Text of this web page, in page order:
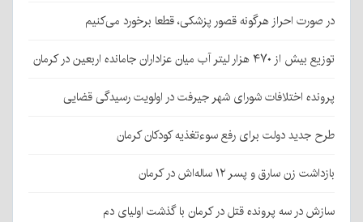
در صورت احراز هرگونه قصور پزشکی، قطعا برخورد می‌کنیم
توزیع بیش از ۴۷۰ هزار لیتر آب میان عزاداران جامانده اربعین در کرمان
پرونده اختلافات شورای شهر جیرفت در اولویت رسیدگی قضایی
طرح جدید دولت برای رفع سوءتغذیه کودکان کرمان
بازداشت زن سارق و پسر ۱۲ ساله‌اش در کرمان
سازش در سه پرونده قتل در کرمان با گذشت اولیای دم